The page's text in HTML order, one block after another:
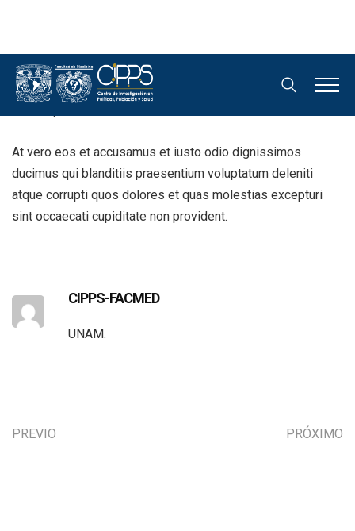
Mike Taylor
At vero eos et accusamus et iusto odio dignissimos
ducimus qui blanditiis praesentium voluptatum deleniti
atque corrupti quos dolores et quas molestias excepturi
sint occaecati cupiditate non provident.
CIPPS-FACMED
UNAM.
PREVIO PRÓXIMO